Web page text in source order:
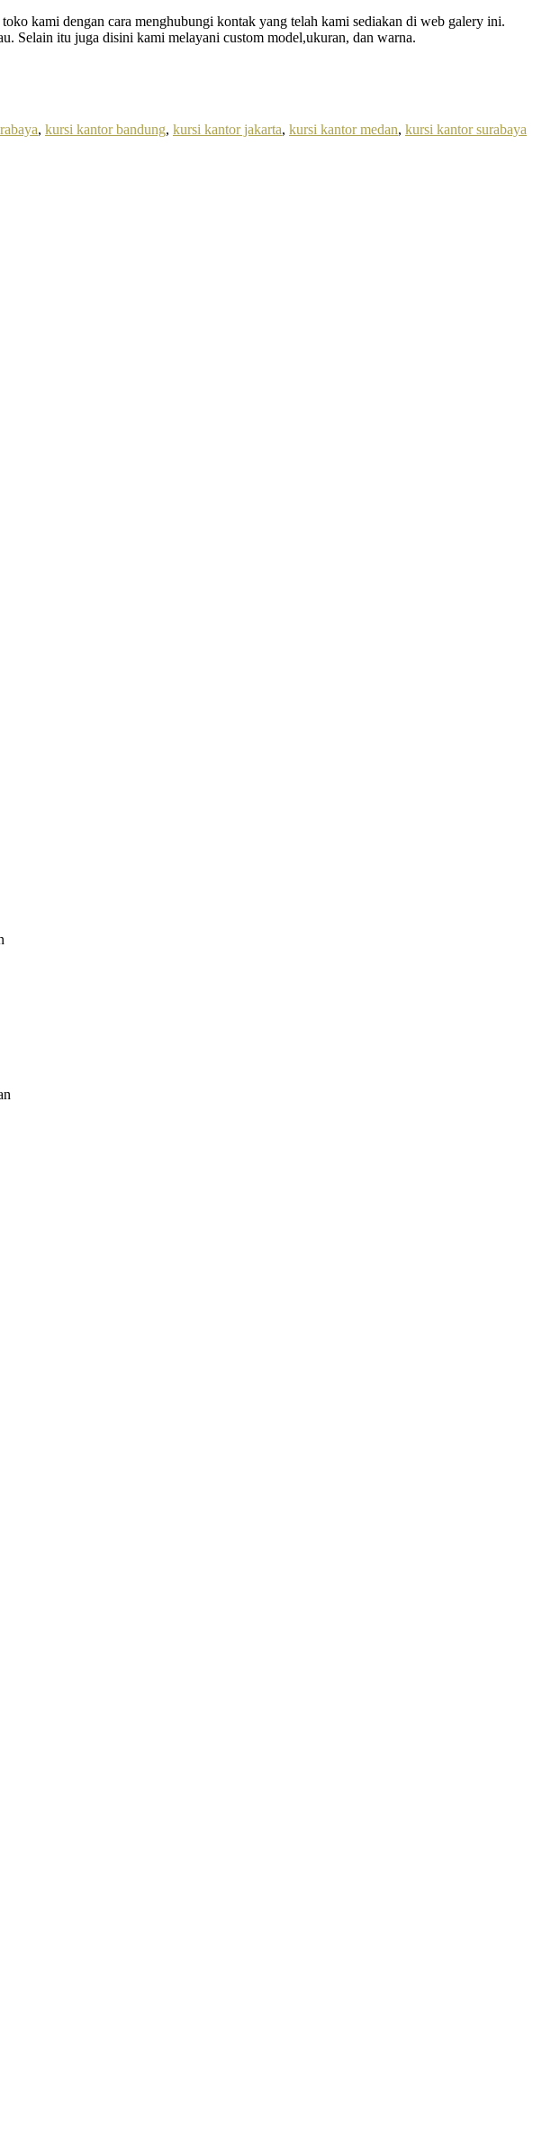
kami dengan cara menghubungi kontak yang telah kami sediakan di web galery ini.
Selain itu juga disini kami melayani custom model,ukuran, dan warna.
, kursi kantor bandung, kursi kantor jakarta, kursi kantor medan, kursi kantor surabaya